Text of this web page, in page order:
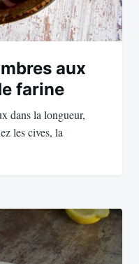
aux
farine
dans la longueur,
les cives, la